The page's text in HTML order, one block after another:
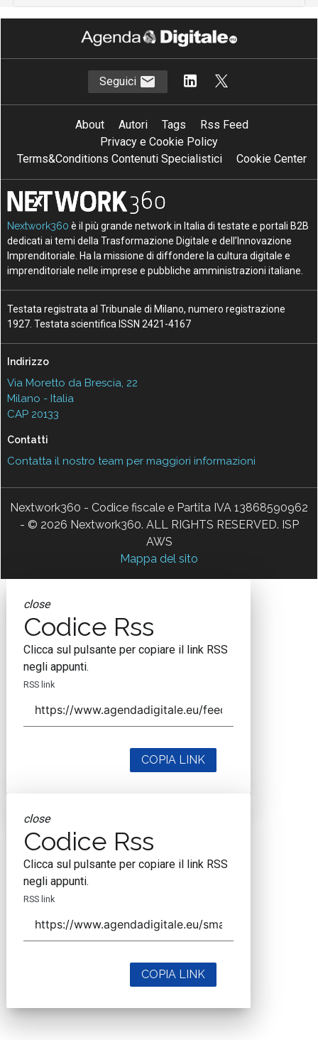
Seguici
About Autori Tags
Rss Feed
Privacy e Cookie Policy
Terms&Conditions Contenuti Specialistici
Cookie Center
Nextwork360 è il più grande network in Italia di testate e portali B2B
dedicati ai temi della Trasformazione Digitale e dell’Innovazione
Imprenditoriale. Ha la missione di diffondere la cultura digitale e
imprenditoriale nelle imprese e pubbliche amministrazioni italiane.
Testata registrata al Tribunale di Milano, numero registrazione
1927. Testata scientifica ISSN 2421-4167
Indirizzo
Via Moretto da Brescia, 22
Milano - Italia
CAP 20133
Contatti
Contatta il nostro team per maggiori informazioni
Nextwork360 - Codice fiscale e Partita IVA 13868590962
- © 2026 Nextwork360. ALL RIGHTS RESERVED. ISP
AWS
Mappa del sito
close
Codice Rss
Clicca sul pulsante per copiare il link RSS
negli appunti.
RSS link
COPIA LINK
close
Codice Rss
Clicca sul pulsante per copiare il link RSS
negli appunti.
RSS link
COPIA LINK